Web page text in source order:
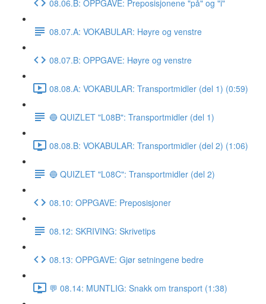
08.06.B: OPPGAVE: Preposisjonene "på" og "i"
08.07.A: VOKABULAR: Høyre og venstre
08.07.B: OPPGAVE: Høyre og venstre
08.08.A: VOKABULAR: Transportmidler (del 1) (0:59)
🔵 QUIZLET "L08B": Transportmidler (del 1)
08.08.B: VOKABULAR: Transportmidler (del 2) (1:06)
🔵 QUIZLET "L08C": Transportmidler (del 2)
08.10: OPPGAVE: Preposisjoner
08.12: SKRIVING: Skrivetips
08.13: OPPGAVE: Gjør setningene bedre
💬 08.14: MUNTLIG: Snakk om transport (1:38)